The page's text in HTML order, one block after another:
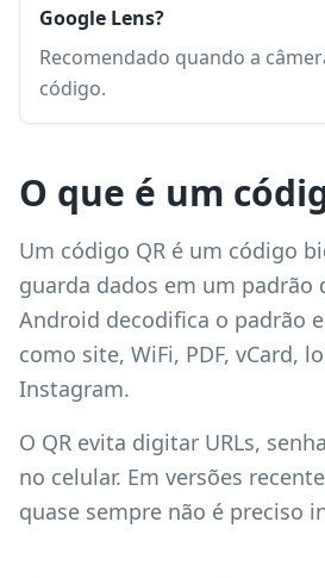
Google Lens?
Recomendado quando a
código.
O que é um
Um código QR é um código
guarda dados em um padrão
Android decodifica o padrão
como site, WiFi, PDF, vCard,
Instagram.
O QR evita digitar URLs,
no celular. Em versões
quase sempre não é preciso